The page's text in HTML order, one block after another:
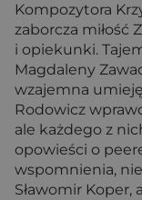
Kompozytora
zaborcza miłość
i opiekunki.
Magdaleny
wzajemna
Rodowicz
ale każdego z
opowieści o
wspomnienia,
Sławomir Koper,